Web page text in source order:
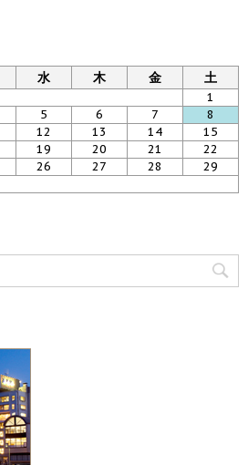
水 木 金 土
1
5 6 7
8
12 13 14
15
19 20 21
22
26 27 28
29